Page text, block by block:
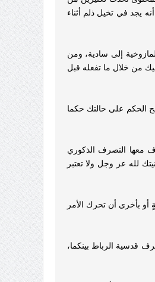
يجد في تخيل ذلم أثناء
إلى سادية، ومن
من خلال ما تفعله قبل
الحكم على حالتك حكما
معها التصرف الذكوري
لله عز وجل ولا تعتبر
بأخرى أن تحرك الأمر
قدسية الرباط بينكما،